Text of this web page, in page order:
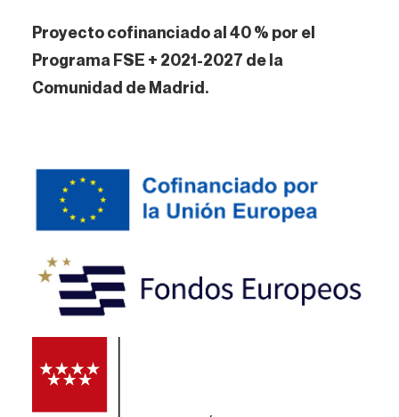
Proyecto cofinanciado al 40 % por el
Programa FSE + 2021-2027 de la
Comunidad de Madrid.